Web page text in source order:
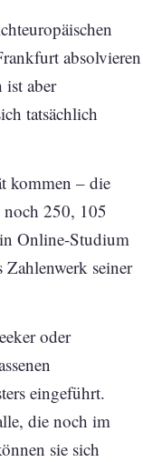
absolvieren
ist aber
tatsächlich
kommen – die
noch 250, 105
Online-Studium
seiner
oder
eingeführt.
die noch im
sie sich